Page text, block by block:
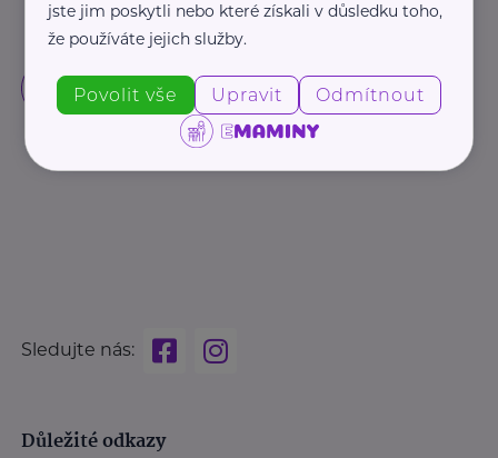
Sledujte nás:
Důležité odkazy
jste jim poskytli nebo které získali v důsledku toho,
že používáte jejich služby.
Povolit vše Upravit Odmítnout